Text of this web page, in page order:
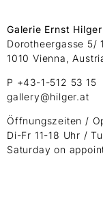
Galerie Ernst Hilger
Dorotheergasse 5/
1010 Vienna,
P +43-1-512 53 15
gallery@hilger.at
Öffnungszeiten /
Di-Fr 11-18 Uhr /
Saturday on